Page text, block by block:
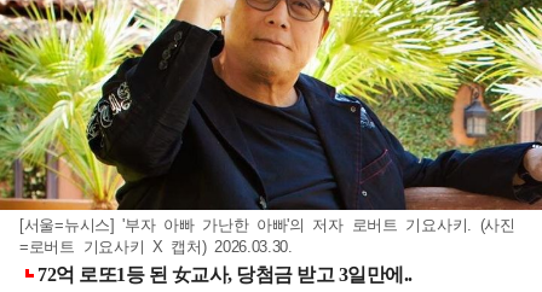
[서울=뉴시스] '부자 아빠 가난한 아빠'의 저자 로버트 기요사키. (사진
=로버트 기요사키 X 캡처) 2026.03.30.